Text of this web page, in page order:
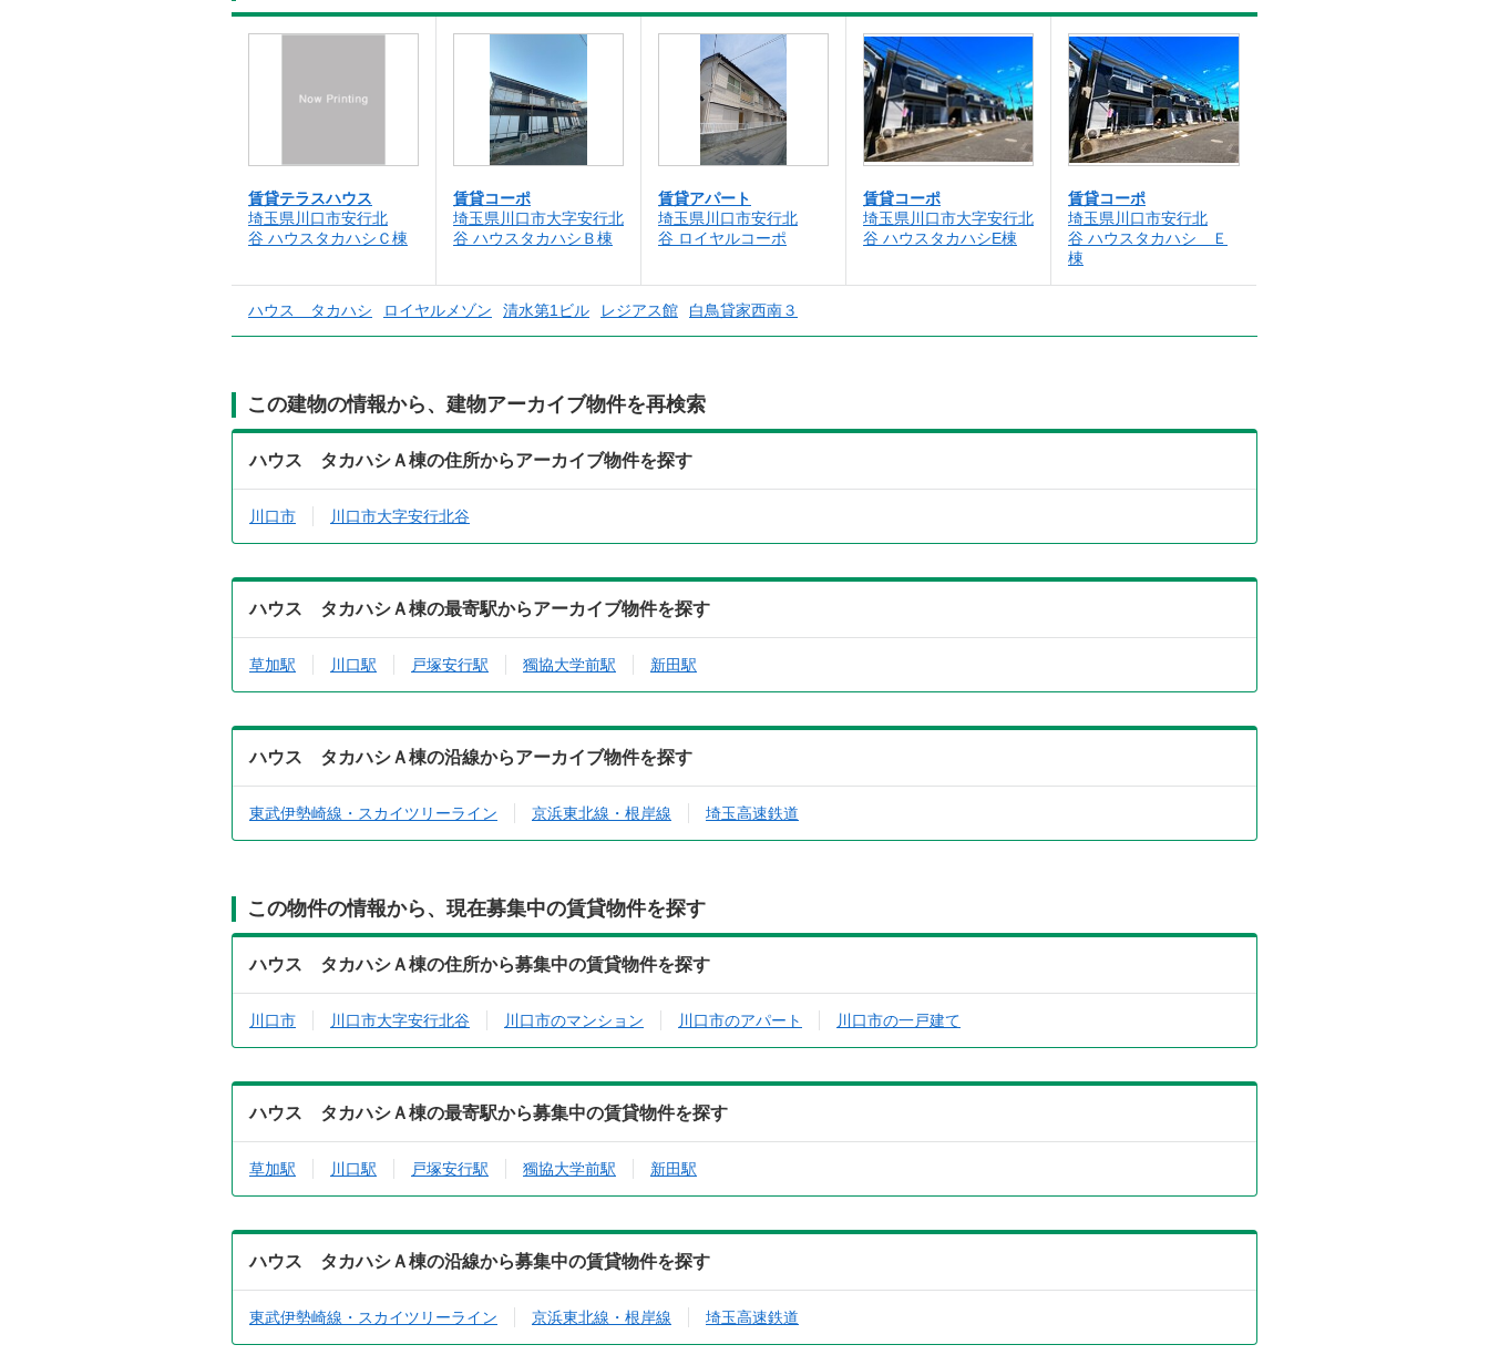
賃貸テラスハウス
埼玉県川口市安行北
谷 ハウスタカハシＣ棟
賃貸コーポ
埼玉県川口市大字安行北
谷 ハウスタカハシＢ棟
賃貸アパート
埼玉県川口市安行北
谷 ロイヤルコーポ
賃貸コーポ
埼玉県川口市大字安行北
谷 ハウスタカハシE棟
賃貸コーポ
埼玉県川口市安行北
谷 ハウスタカハシ Ｅ
棟
ハウス タカハシ ロイヤルメゾン 清水第1ビル レジアス館 白鳥貸家西南３
この建物の情報から、建物アーカイブ物件を再検索
ハウス タカハシＡ棟の住所からアーカイブ物件を探す
川口市 川口市大字安行北谷
ハウス タカハシＡ棟の最寄駅からアーカイブ物件を探す
草加駅 川口駅 戸塚安行駅 獨協大学前駅 新田駅
ハウス タカハシＡ棟の沿線からアーカイブ物件を探す
東武伊勢崎線・スカイツリーライン 京浜東北線・根岸線 埼玉高速鉄道
この物件の情報から、現在募集中の賃貸物件を探す
ハウス タカハシＡ棟の住所から募集中の賃貸物件を探す
川口市 川口市大字安行北谷 川口市のマンション 川口市のアパート 川口市の一戸建て
ハウス タカハシＡ棟の最寄駅から募集中の賃貸物件を探す
草加駅 川口駅 戸塚安行駅 獨協大学前駅 新田駅
ハウス タカハシＡ棟の沿線から募集中の賃貸物件を探す
東武伊勢崎線・スカイツリーライン 京浜東北線・根岸線 埼玉高速鉄道